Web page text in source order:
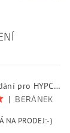
Dálkové ovládání pro HYPCUT software
| BERÁNEK
NA PRODEJ:-)